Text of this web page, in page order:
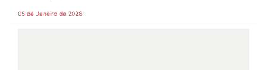
05 de Janeiro de 2026